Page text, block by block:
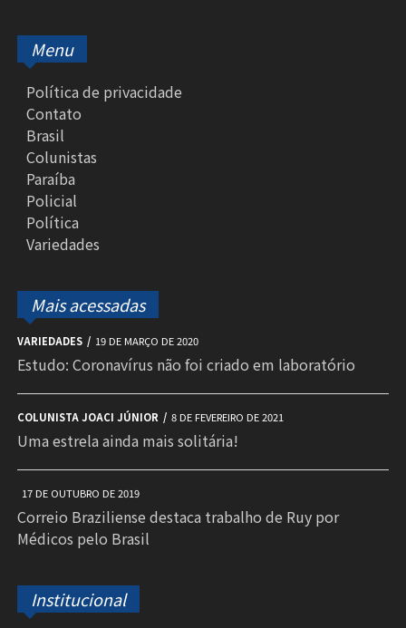
Menu
Política de privacidade
Contato
Brasil
Colunistas
Paraíba
Policial
Política
Variedades
Mais acessadas
VARIEDADES 19 DE MARÇO DE 2020
Estudo: Coronavírus não foi criado em laboratório
COLUNISTA JOACI JÚNIOR 8 DE FEVEREIRO DE 2021
Uma estrela ainda mais solitária!
17 DE OUTUBRO DE 2019
Correio Braziliense destaca trabalho de Ruy por
Médicos pelo Brasil
Institucional